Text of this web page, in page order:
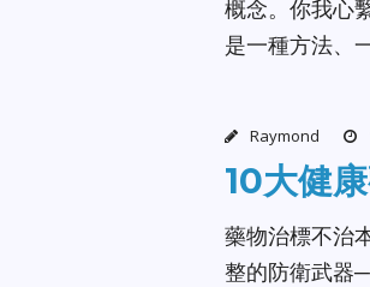
概念。你我心
是一種方法、
Raymond
10大健
藥物治標不治
整的防衛武器